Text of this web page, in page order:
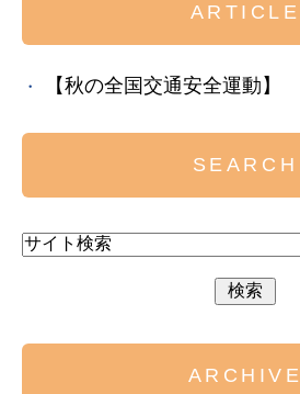
ARTICLE
【秋の全国交通安全運動】
SEARCH
ARCHIVE